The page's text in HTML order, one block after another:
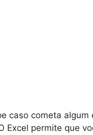
caso cometa
Excel permite que